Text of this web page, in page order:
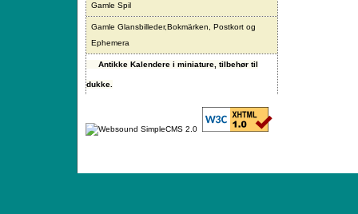
Gamle Spil
Gamle Glansbilleder,Bokmärken, Postkort og
Ephemera
Antikke Kalendere i miniature, tilbehør til
dukke.